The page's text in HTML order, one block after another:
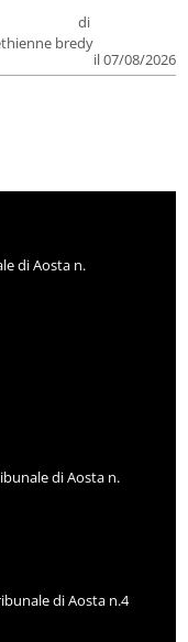
di
bredy
il 07/08/2026
di Aosta n.
di Aosta n.
di Aosta n.4